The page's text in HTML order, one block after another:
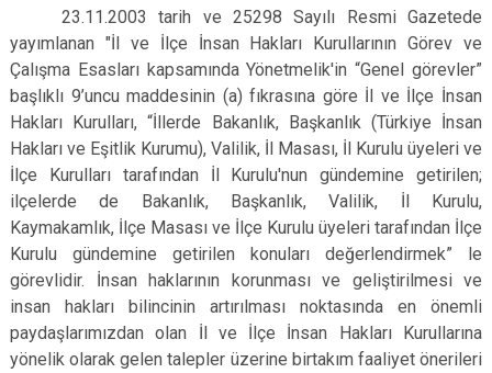
Karamürsel
Körfez
Derince
Çayırova
Dilovası
İzmit
Kartepe
23.11.2003 tarih ve 25298 Sayılı Resmi Gazetede
yayımlanan "İl ve İlçe İnsan Hakları Kurullarının Görev ve
Çalışma Esasları kapsamında Yönetmelik'in “Genel görevler”
başlıklı 9’uncu maddesinin (a) fıkrasına göre İl ve İlçe İnsan
Hakları Kurulları, “İllerde Bakanlık, Başkanlık (Türkiye İnsan
Hakları ve Eşitlik Kurumu), Valilik, İl Masası, İl Kurulu üyeleri ve
İlçe Kurulları tarafından İl Kurulu'nun gündemine getirilen;
ilçelerde de Bakanlık, Başkanlık, Valilik, İl Kurulu,
Kaymakamlık, İlçe Masası ve İlçe Kurulu üyeleri tarafından İlçe
Kurulu gündemine getirilen konuları değerlendirmek” le
görevlidir. İnsan haklarının korunması ve geliştirilmesi ve
insan hakları bilincinin artırılması noktasında en önemli
paydaşlarımızdan olan İl ve İlçe İnsan Hakları Kurullarına
yönelik olarak gelen talepler üzerine birtakım faaliyet önerileri